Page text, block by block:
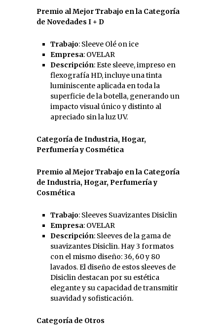
Premio al Mejor Trabajo en la Categoría
de Novedades I + D
Trabajo: Sleeve Olé on ice
Empresa: OVELAR
Descripción: Este sleeve, impreso en
flexografía HD, incluye una tinta
luminiscente aplicada en toda la
superficie de la botella, generando un
impacto visual único y distinto al
apreciado sin la luz UV.
Categoría de Industria, Hogar,
Perfumería y Cosmética
Premio al Mejor Trabajo en la Categoría
de Industria, Hogar, Perfumería y
Cosmética
Trabajo: Sleeves Suavizantes Disiclin
Empresa: OVELAR
Descripción: Sleeves de la gama de
suavizantes Disiclin. Hay 3 formatos
con el mismo diseño: 36, 60 y 80
lavados. El diseño de estos sleeves de
Disiclin destacan por su estética
elegante y su capacidad de transmitir
suavidad y sofisticación.
Categoría de Otros